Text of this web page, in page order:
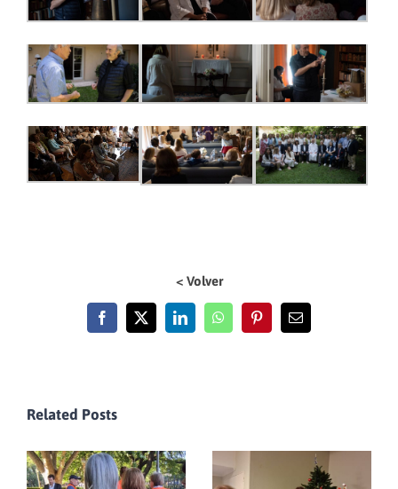
< Volver
Facebook
X LinkedInWhatsAppPinterestEmail
Related Posts